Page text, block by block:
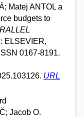
Matej ANTOL a
budgets to
ELSEVIER,
0167-8191.
URL
Jacob O.